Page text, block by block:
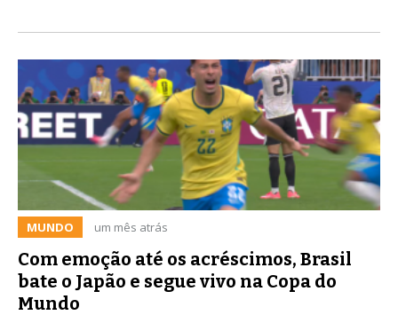
MUNDO um mês atrás
Com emoção até os acréscimos, Brasil
bate o Japão e segue vivo na Copa do
Mundo